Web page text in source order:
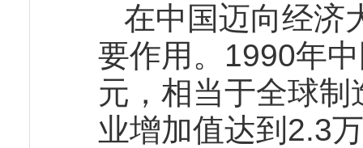
在中国迈向经济
要作用。1990年
元，相当于全球
业增加值达到2.3